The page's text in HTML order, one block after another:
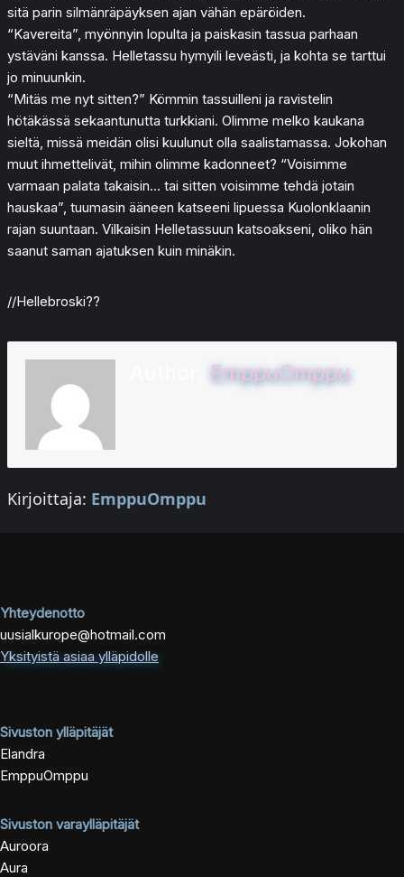
sitä parin silmänräpäyksen ajan vähän epäröiden.
“Kavereita”, myönnyin lopulta ja paiskasin tassua parhaan
ystäväni kanssa. Helletassu hymyili leveästi, ja kohta se tarttui
jo minuunkin.
“Mitäs me nyt sitten?” Kömmin tassuilleni ja ravistelin
hötäkässä sekaantunutta turkkiani. Olimme melko kaukana
sieltä, missä meidän olisi kuulunut olla saalistamassa. Jokohan
muut ihmettelivät, mihin olimme kadonneet? “Voisimme
varmaan palata takaisin… tai sitten voisimme tehdä jotain
hauskaa”, tuumasin ääneen katseeni lipuessa Kuolonklaanin
rajan suuntaan. Vilkaisin Helletassuun katsoakseni, oliko hän
saanut saman ajatuksen kuin minäkin.
//Hellebroski??
EmppuOmppu
Kirjoittaja: EmppuOmppu
Yhteydenotto
uusialkurope@hotmail.com
Yksityistä asiaa ylläpidolle
Sivuston ylläpitäjät
Elandra
EmppuOmppu
Sivuston varaylläpitäjät
Auroora
Aura